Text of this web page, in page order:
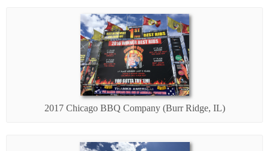
2017 Chicago BBQ Company (Burr Ridge, IL)